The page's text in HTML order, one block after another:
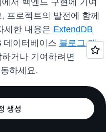
서 백엔드 구현에 기여
프로젝트의 발전에 함께
세한 내용은 ExtendDB
데이터베이스 블로그 게
거나 기여하려면
하세요.
생성